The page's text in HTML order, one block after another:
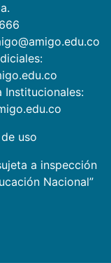
Institucionales:
uso
a inspección
Nacional”